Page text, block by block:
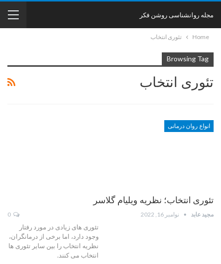
مجله روانشناسی روشن فکر
Home تئوری انتخاب
Browsing Tag
تئوری انتخاب
انواع روان درمانی
تئوری انتخاب؛ نظریه ویلیام گلاسر
مجید عابد نوامبر 16, 2022
تئوری های زیادی در مورد رفتار
وجود دارد، اما برخی از درمانگران،
نظریه انتخاب را بین سایر تئوری ها
انتخاب می کنند.